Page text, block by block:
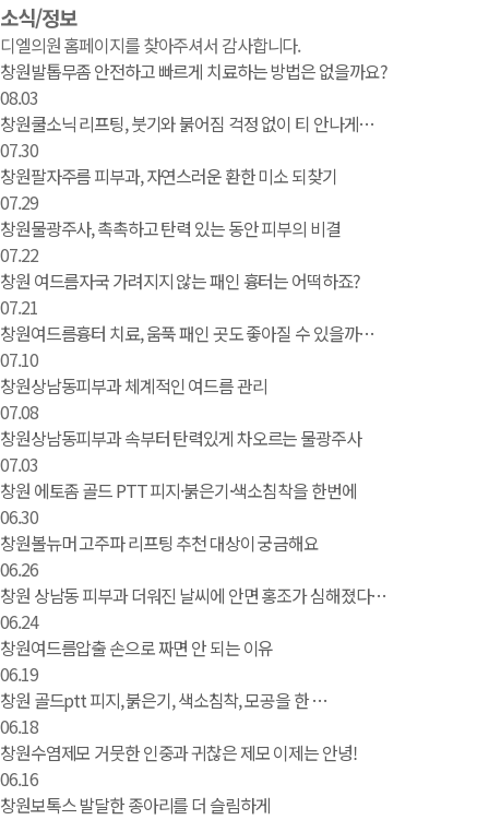
소식/정보 | 창원 피부과 디엘의원
소식/정보
디엘의원 홈페이지를 찾아주셔서 감사합니다.
창원발톱무좀 안전하고 빠르게 치료하는 방법은 없을까요?
08.03
창원쿨소닉 리프팅, 붓기와 붉어짐 걱정 없이 티 안나게…
07.30
창원팔자주름 피부과, 자연스러운 환한 미소 되찾기
07.29
창원물광주사, 촉촉하고 탄력 있는 동안 피부의 비결
07.22
창원 여드름자국 가려지지 않는 패인 흉터는 어떡하죠?
07.21
창원여드름흉터 치료, 움푹 패인 곳도 좋아질 수 있을까…
07.10
창원상남동피부과 체계적인 여드름 관리
07.08
창원상남동피부과 속부터 탄력있게 차오르는 물광주사
07.03
창원 에토좀 골드 PTT 피지·붉은기·색소침착을 한번에
06.30
창원볼뉴머 고주파 리프팅 추천 대상이 궁금해요
06.26
창원 상남동 피부과 더워진 날씨에 안면 홍조가 심해졌다…
06.24
창원여드름압출 손으로 짜면 안 되는 이유
06.19
창원 골드ptt 피지, 붉은기, 색소침착, 모공을 한 …
06.18
창원수염제모 거뭇한 인중과 귀찮은 제모 이제는 안녕!
06.16
창원보톡스 발달한 종아리를 더 슬림하게